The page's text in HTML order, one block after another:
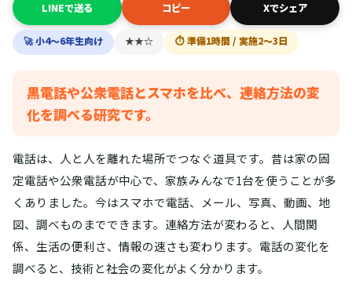
LINEで送る コピー Xでシェア
🚀 小4〜6年生向け ★★☆ ⏱ 準備1時間 / 実施2〜3日
黒電話や公衆電話とスマホを比べ、連絡方法の変
化を調べる研究です。
電話は、人と人を離れた場所でつなぐ道具です。昔は家の固
定電話や公衆電話が中心で、家族みんなで1台を使うことが多
くありました。今はスマホで電話、メール、写真、動画、地
図、調べものまでできます。連絡方法が変わると、人間関
係、生活の便利さ、情報の速さも変わります。電話の変化を
調べると、技術と社会の変化がよく分かります。